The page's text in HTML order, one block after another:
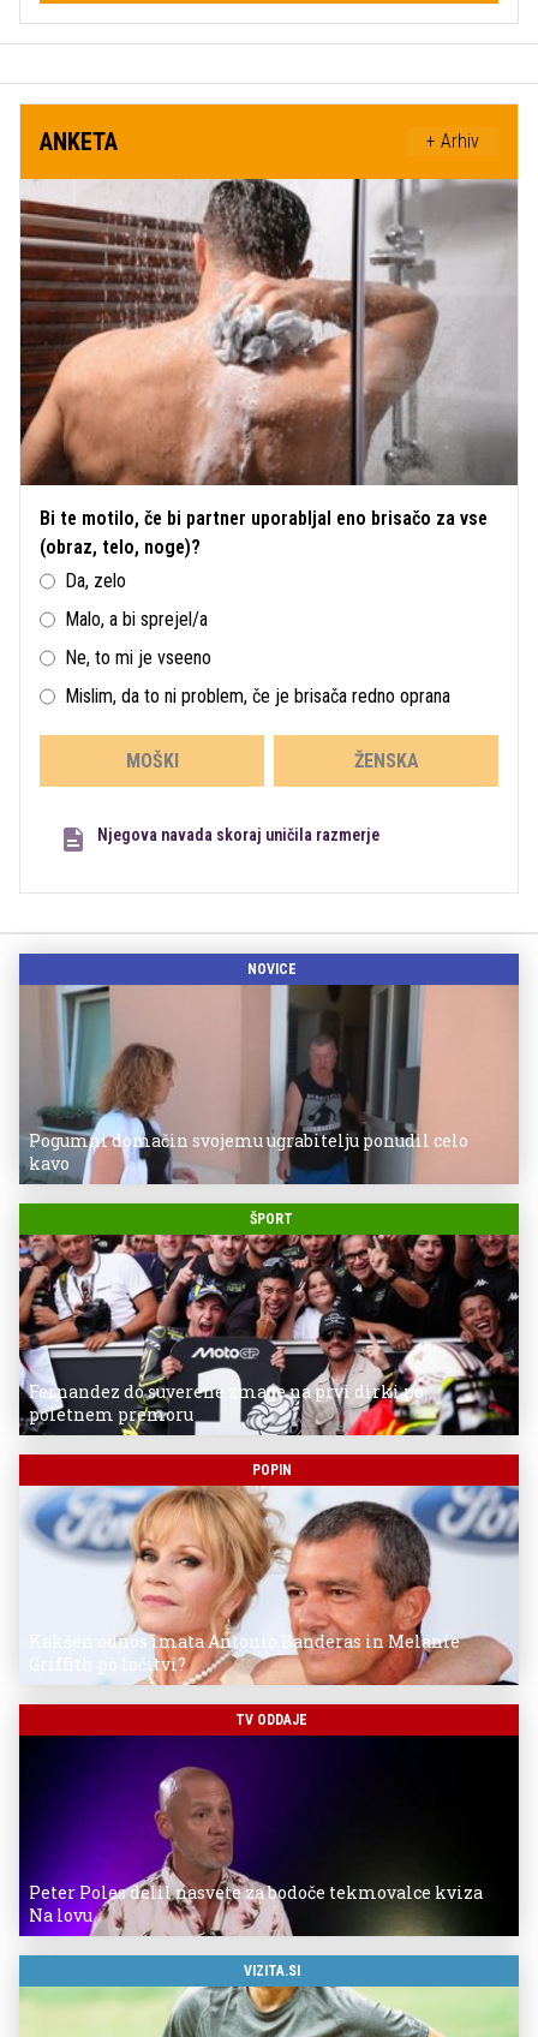
ANKETA + Arhiv
Bi te motilo, če bi partner uporabljal eno brisačo za vse
(obraz, telo, noge)?
Da, zelo
Malo, a bi sprejel/a
Ne, to mi je vseeno
Mislim, da to ni problem, če je brisača redno oprana
MOŠKI ŽENSKA
Njegova navada skoraj uničila razmerje
NOVICE
Pogumni domačin svojemu ugrabitelju ponudil celo
kavo
ŠPORT
Fernandez do suverene zmage na prvi dirki po
poletnem premoru
POPIN
Kakšen odnos imata Antonio Banderas in Melanie
Griffith po ločitvi?
TV ODDAJE
Peter Poles delil nasvete za bodoče tekmovalce kviza
Na lovu
VIZITA.SI